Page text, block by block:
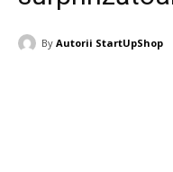
By Autorii StartUpShop